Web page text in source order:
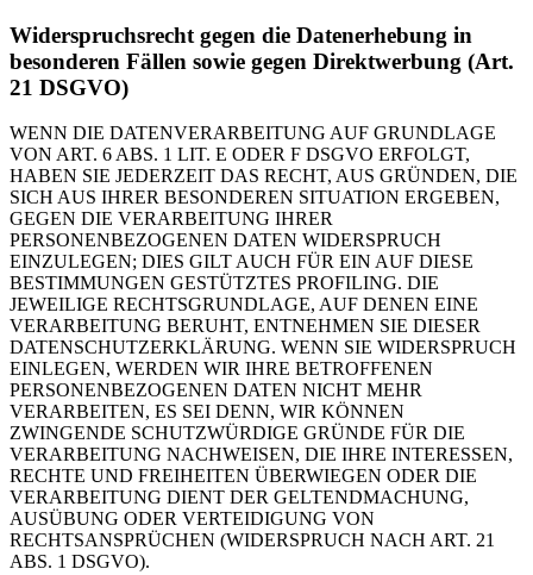
Widerspruchsrecht gegen die Datenerhebung in
besonderen Fällen sowie gegen Direktwerbung (Art.
21 DSGVO)
WENN DIE DATENVERARBEITUNG AUF GRUNDLAGE
VON ART. 6 ABS. 1 LIT. E ODER F DSGVO ERFOLGT,
HABEN SIE JEDERZEIT DAS RECHT, AUS GRÜNDEN, DIE
SICH AUS IHRER BESONDEREN SITUATION ERGEBEN,
GEGEN DIE VERARBEITUNG IHRER
PERSONENBEZOGENEN DATEN WIDERSPRUCH
EINZULEGEN; DIES GILT AUCH FÜR EIN AUF DIESE
BESTIMMUNGEN GESTÜTZTES PROFILING. DIE
JEWEILIGE RECHTSGRUNDLAGE, AUF DENEN EINE
VERARBEITUNG BERUHT, ENTNEHMEN SIE DIESER
DATENSCHUTZERKLÄRUNG. WENN SIE WIDERSPRUCH
EINLEGEN, WERDEN WIR IHRE BETROFFENEN
PERSONENBEZOGENEN DATEN NICHT MEHR
VERARBEITEN, ES SEI DENN, WIR KÖNNEN
ZWINGENDE SCHUTZWÜRDIGE GRÜNDE FÜR DIE
VERARBEITUNG NACHWEISEN, DIE IHRE INTERESSEN,
RECHTE UND FREIHEITEN ÜBERWIEGEN ODER DIE
VERARBEITUNG DIENT DER GELTENDMACHUNG,
AUSÜBUNG ODER VERTEIDIGUNG VON
RECHTSANSPRÜCHEN (WIDERSPRUCH NACH ART. 21
ABS. 1 DSGVO).